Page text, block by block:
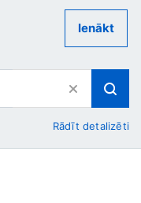
Ienākt
Rādīt detalizēti